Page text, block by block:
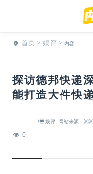
首页 > 娱评 > 内容
探访德邦快递
能打造大件快
娱评 网站来源：湘
0